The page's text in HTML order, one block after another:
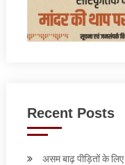
Recent Posts
असम बाढ़ पीड़ितों के